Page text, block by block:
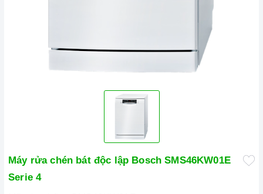
Máy rửa chén bát độc lập Bosch SMS46KW01E
Serie 4